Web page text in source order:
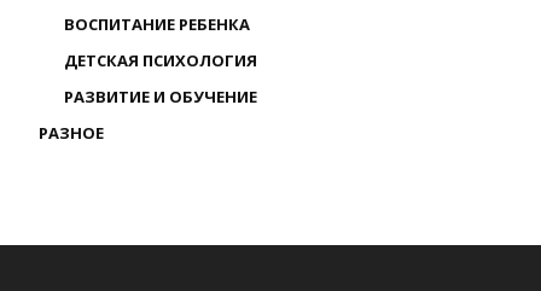
ВОСПИТАНИЕ РЕБЕНКА
ДЕТСКАЯ ПСИХОЛОГИЯ
РАЗВИТИЕ И ОБУЧЕНИЕ
РАЗНОЕ